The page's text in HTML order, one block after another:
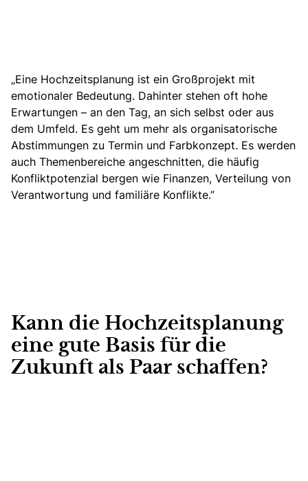
„Eine Hochzeitsplanung ist ein Großprojekt mit
emotionaler Bedeutung. Dahinter stehen oft hohe
Erwartungen – an den Tag, an sich selbst oder aus
dem Umfeld. Es geht um mehr als organisatorische
Abstimmungen zu Termin und Farbkonzept. Es werden
auch Themenbereiche angeschnitten, die häufig
Konfliktpotenzial bergen wie Finanzen, Verteilung von
Verantwortung und familiäre Konflikte.”
Kann die Hochzeitsplanung
eine gute Basis für die
Zukunft als Paar schaffen?